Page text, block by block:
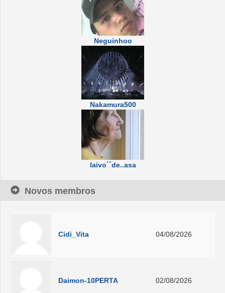
Neguinhoo
Nakamura500
laivo´´de..asa
Novos membros
Cidi_Vita 04/08/2026
Daimon-10PERTA 02/08/2026